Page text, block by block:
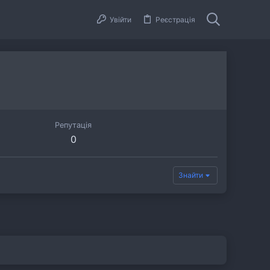
Увійти Реєстрація
Репутація
0
Знайти